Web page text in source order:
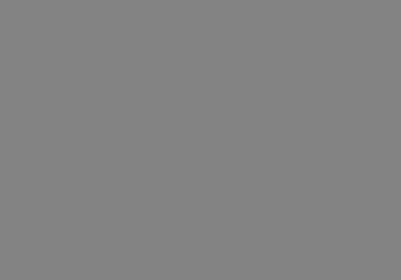
συνδεδεμένοι
είναι
της
το
Script.com